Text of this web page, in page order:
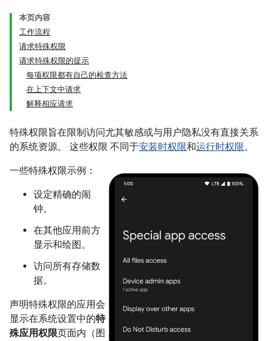
本页内容
工作流程
请求特殊权限
请求特殊权限的提示
每项权限都有自己的检查方法
在上下文中请求
解释相应请求
特殊权限旨在限制访问尤其敏感或与用户隐私没有直接关系
的系统资源。 这些权限 不同于安装时权限和运行时权限。
一些特殊权限示例：
设定精确的闹
钟。
在其他应用前方
显示和绘图。
访问所有存储数
据。
声明特殊权限的应用会
显示在系统设置中的特
殊应用权限页面内（图